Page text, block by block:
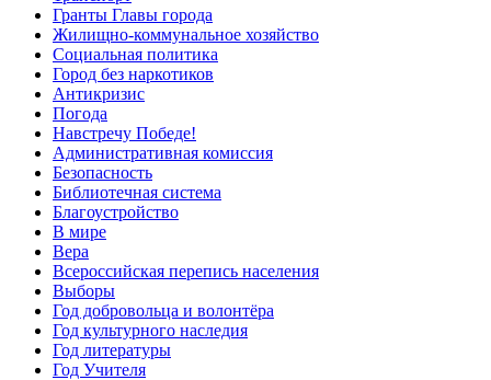
Гранты Главы города
Жилищно-коммунальное хозяйство
Социальная политика
Город без наркотиков
Антикризис
Погода
Навстречу Победе!
Административная комиссия
Безопасность
Библиотечная система
Благоустройство
В мире
Вера
Всероссийская перепись населения
Выборы
Год добровольца и волонтёра
Год культурного наследия
Год литературы
Год Учителя